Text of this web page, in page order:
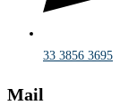
33 3856 3695
Mail